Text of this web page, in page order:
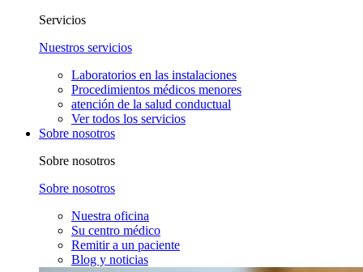
Servicios
Nuestros servicios
Laboratorios en las instalaciones
Procedimientos médicos menores
atención de la salud conductual
Ver todos los servicios
Sobre nosotros
Sobre nosotros
Sobre nosotros
Nuestra oficina
Su centro médico
Remitir a un paciente
Blog y noticias